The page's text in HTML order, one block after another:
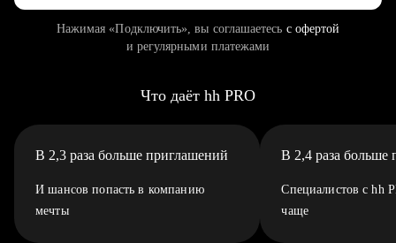
Нажимая «Подключить», вы соглашаетесь с офертой
и регулярными платежами
Что даёт hh PRO
В 2,3 раза больше приглашений
И шансов попасть в компанию
мечты
В 2,4 раза больше
Специалистов с hh
чаще